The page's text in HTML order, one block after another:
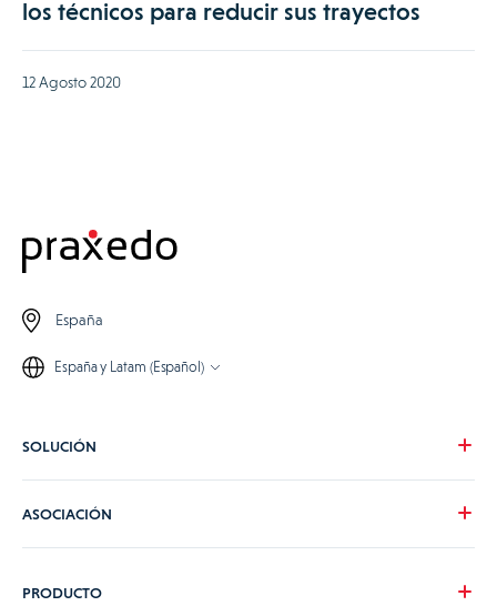
los técnicos para reducir sus trayectos
12 Agosto 2020
España
España y Latam (Español)
SOLUCIÓN
Tarifas
ASOCIACIÓN
PRODUCTO